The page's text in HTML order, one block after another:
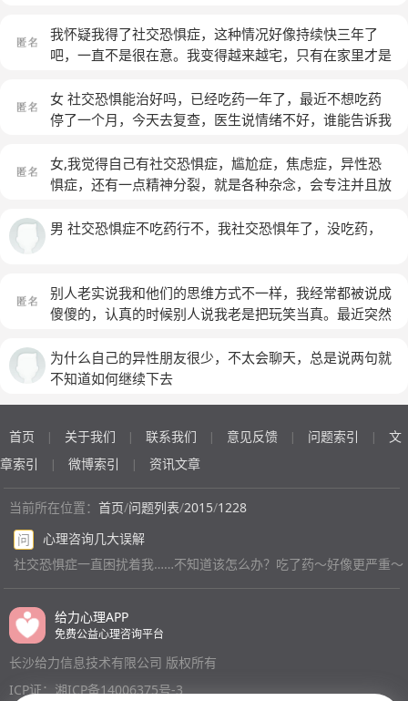
我怀疑我得了社交恐惧症，这种情况好像持续快三年了
吧，一直不是很在意。我变得越来越宅，只有在家里才是
我不爱出去都拒绝了，时间长了没人再叫我了，变得害怕
去公共场合，觉得非常不自然，觉得别人都在看自己，害
己能出去走走但是又觉得很累，我该怎样打破这种局面？
希望有人帮帮我，我一方面不想去逼自己社交，又担心自
女 社交恐惧能治好吗，已经吃药一年了，最近不想吃药
停了一个月，今天去复查，医生说情绪不好，谁能告诉我
女,我觉得自己有社交恐惧症，尴尬症，焦虑症，异性恐
惧症，还有一点精神分裂，就是各种杂念，会专注并且放
迫症，根源是小学五年级的强迫思维，没解决，后来越来
男 社交恐惧症不吃药行不，我社交恐惧年了，没吃药，
别人老实说我和他们的思维方式不一样，我经常都被说成
傻傻的，认真的时候别人说我老是把玩笑当真。最近突然
实话，我说的没有别人好听，说错话没法为自己开脱。越
来越不想说话了。我已经沉默好几天了。发现用心待人也
我一个人，她们都在一块儿的。因此，我也非常没有存在
感。不知道我该怎么办了
为什么自己的异性朋友很少，不太会聊天，总是说两句就
不知道如何继续下去
首页 | 关于我们 | 联系我们 | 意见反馈 | 问题索引 |
文
章索引
| 微博索引 | 资讯文章
当前所在位置： 首页/问题列表/2015/1228
问
心理咨询几大误解
社交恐惧症一直困扰着我……不知道该怎么办？吃了药～好像更严重～
给力心理APP
免费公益心理咨询平台
长沙给力信息技术有限公司 版权所有
ICP证：湘ICP备14006375号-3